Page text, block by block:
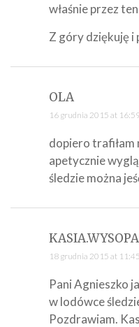
właśnie przez
Z góry dziękuję i
OLA
16 grudnia 2015 at
dopiero trafiłam
apetycznie
śledzie można
18 grudnia 2015 at
Pani Agnieszko
w lodówce
Pozdrawiam.